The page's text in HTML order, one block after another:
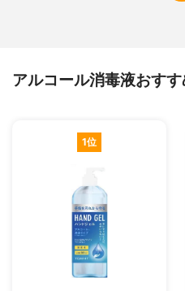
アルコール消毒液おす
1位